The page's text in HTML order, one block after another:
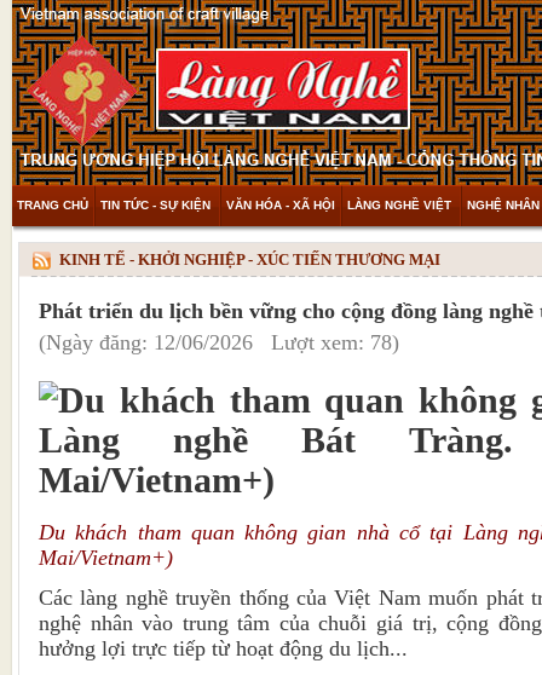
TRANG CHỦ TIN TỨC - SỰ KIỆN VĂN HÓA - XÃ HỘI LÀNG NGHỀ VIỆT NGHỆ
THAM KHẢO & KHÁM PHÁ VIDEO
KINH TẾ - KHỞI NGHIỆP - XÚC TIẾN THƯƠNG MẠI
Phát triển du lịch bền vững cho cộng đồng làng nghề
(Ngày đăng: 12/06/2026 Lượt xem: 78)
Du khách tham quan không gian nhà cổ tại Làng
Mai/Vietnam+)
Các làng nghề truyền thống của Việt Nam muốn phát
nghệ nhân vào trung tâm của chuỗi giá trị, cộng
hưởng lợi trực tiếp từ hoạt động du lịch...